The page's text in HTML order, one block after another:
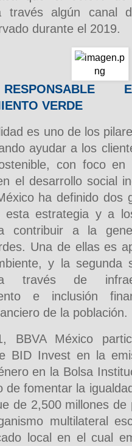
través algún canal
durante el 2019.
VERDE
es uno de los
ayudar a los
con foco en
el desarrollo social
ha definido dos
esta estrategia y a
contribuir a la
Una de ellas es
y la segunda
través de
e inclusión
de la población.
BBVA México
BID Invest en la
en la Bolsa
de fomentar la
de 2,500 millones
multilateral
local en el cual